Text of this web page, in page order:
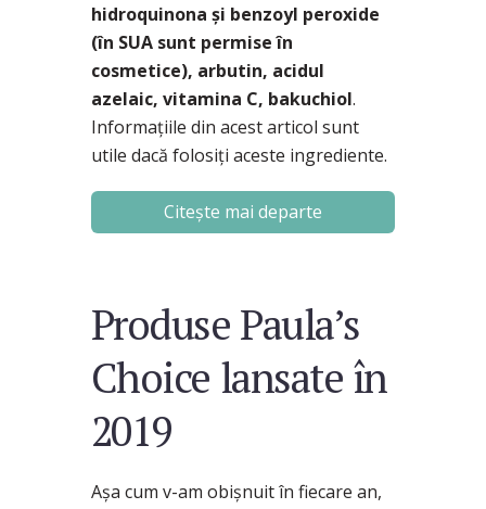
hidroquinona și benzoyl peroxide
(în SUA sunt permise în
cosmetice), arbutin, acidul
azelaic, vitamina C, bakuchiol.
Informațiile din acest articol sunt
utile dacă folosiți aceste ingrediente.
Citește mai departe
Produse Paula’s
Choice lansate în
2019
Așa cum v-am obișnuit în fiecare an,